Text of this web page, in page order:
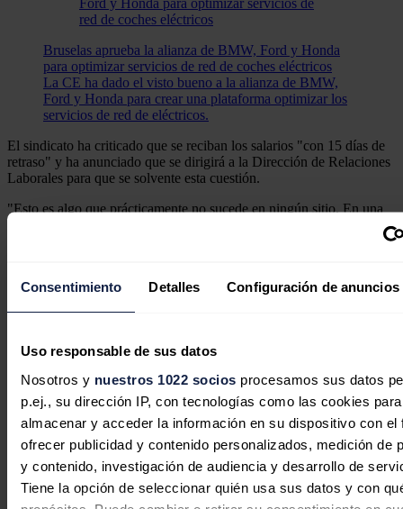
Consentimiento Detalles Configuración de anuncios
Uso responsable de sus datos
Nosotros y nuestros 1022 socios procesamos sus datos
p.ej., su dirección IP, con tecnologías como las cookies para
almacenar y acceder la información en su dispositivo con el
ofrecer publicidad y contenido personalizados, medición de
y contenido, investigación de audiencia y desarrollo de
Tiene la opción de seleccionar quién usa sus datos y con
Bruselas aprueba la alianza de BMW, Ford y Honda
para optimizar servicios de red de coches eléctricos
La CE ha dado el visto bueno a la alianza de BMW,
Ford y Honda para crear una plataforma optimizar los
servicios de red de eléctricos.
El sindicato ha criticado que se reciban los salarios "con 15 días de
retraso" y ha anunciado que se dirigirá a la Dirección de Relaciones
Laborales para que se solvente esta cuestión.
"Esto es algo que prácticamente no sucede en ningún sitio. En una
época pasada tenía una explicación, dado el volumen de la plantilla
del salario en nuestras cuentas bancarias", ha indicado.
La electrificación mantiene su
impulso y supone una de cada cinco
matriculaciones de vehículos en julio